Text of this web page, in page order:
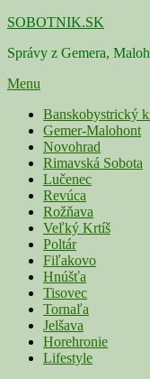
Skip
content
SOBOTNIK.SK
Správy z Gemera,
Menu
Primárne
menu
Banskobystrický
Gemer-Malohont
Novohrad
Rimavská Sobota
Lučenec
Revúca
Rožňava
Veľký Krtíš
Poltár
Fiľakovo
Hnúšťa
Tisovec
Tornaľa
Jelšava
Horehronie
Lifestyle